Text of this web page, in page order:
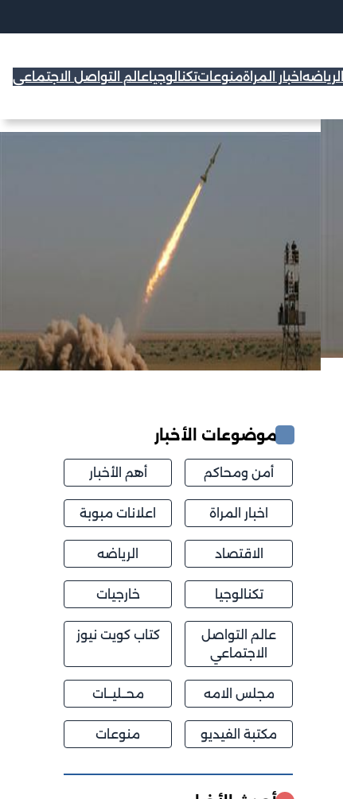
الرياضه اخبار المراةمنوعاتتكنالوجياعالم التواصل الاجتماعي
موضوعات الأخبار
أمن ومحاكم أهم الأخبار
اخبار المراة اعلانات مبوبة
الاقتصاد الرياضه
تكنالوجيا خارجيات
عالم التواصل
الاجتماعي
كتاب كويت نيوز
مجلس الامه محــليــات
مكتبة الفيديو منوعات